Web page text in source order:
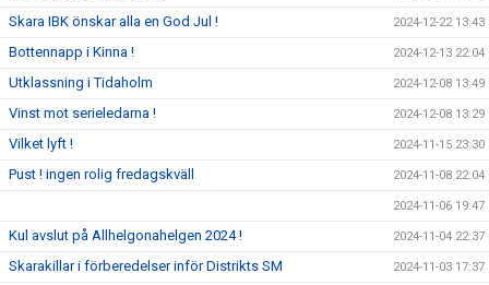
Skara IBK önskar alla en God Jul ! 2024-12-22 13:43
Bottennapp i Kinna ! 2024-12-13 22:04
Utklassning i Tidaholm 2024-12-08 13:49
Vinst mot serieledarna ! 2024-12-08 13:29
Vilket lyft ! 2024-11-15 23:30
Pust ! ingen rolig fredagskväll 2024-11-08 22:04
2024-11-06 19:47
Kul avslut på Allhelgonahelgen 2024 ! 2024-11-04 22:37
Skarakillar i förberedelser inför Distrikts SM 2024-11-03 17:37